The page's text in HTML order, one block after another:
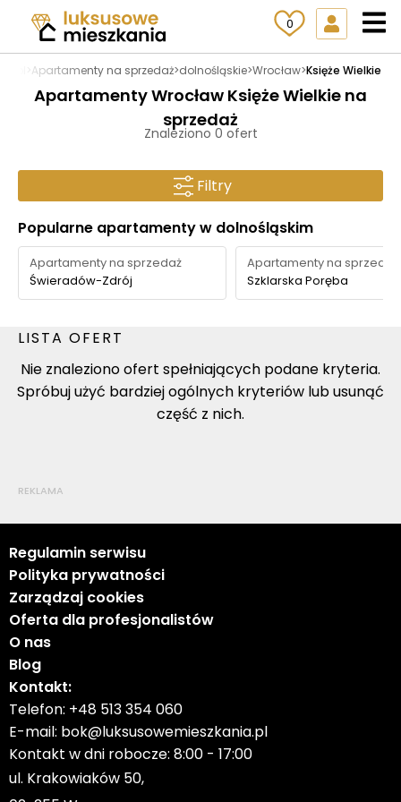
0
Apartamenty na sprzedaż>dolnośląskie>Wrocław>Księże Wielkie
Apartamenty Wrocław Księże Wielkie na
sprzedaż
Znaleziono 0 ofert
Filtry
Popularne apartamenty w dolnośląskim
Apartamenty na sprzedaż
Świeradów-Zdrój
Apartamenty na sprzedaż
Szklarska Poręba
Nie znaleziono ofert spełniających podane kryteria.
Spróbuj użyć bardziej ogólnych kryteriów lub usunąć
część z nich.
LISTA OFERT
REKLAMA
Regulamin serwisu
Polityka prywatności
Zarządzaj cookies
Oferta dla profesjonalistów
O nas
Blog
Kontakt:
Telefon: +48 513 354 060
E-mail: bok@luksusowemieszkania.pl
Kontakt w dni robocze: 8:00 - 17:00
ul. Krakowiaków 50,